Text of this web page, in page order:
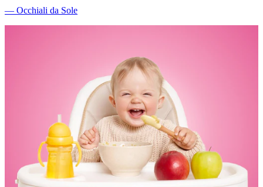
― Occhiali da Sole